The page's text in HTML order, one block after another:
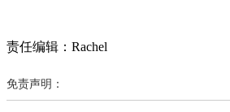
责任编辑：Rachel
免责声明：